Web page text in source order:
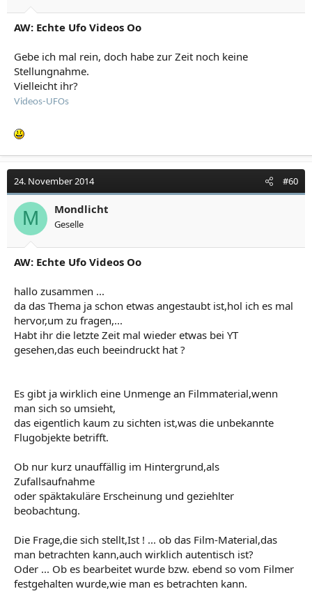
AW: Echte Ufo Videos Oo
Gebe ich mal rein, doch habe zur Zeit noch keine
Stellungnahme.
Vielleicht ihr?
Videos-UFOs
24. November 2014 #60
M Mondlicht
Geselle
AW: Echte Ufo Videos Oo
hallo zusammen ...
da das Thema ja schon etwas angestaubt ist,hol ich es mal
hervor,um zu fragen,...
Habt ihr die letzte Zeit mal wieder etwas bei YT
gesehen,das euch beeindruckt hat ?
Es gibt ja wirklich eine Unmenge an Filmmaterial,wenn
man sich so umsieht,
das eigentlich kaum zu sichten ist,was die unbekannte
Flugobjekte betrifft.
Ob nur kurz unauffällig im Hintergrund,als
Zufallsaufnahme
oder späktakuläre Erscheinung und geziehlter
beobachtung.
Die Frage,die sich stellt,Ist ! ... ob das Film-Material,das
man betrachten kann,auch wirklich autentisch ist?
Oder ... Ob es bearbeitet wurde bzw. ebend so vom Filmer
festgehalten wurde,wie man es betrachten kann.